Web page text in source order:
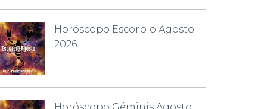
Horóscopo Escorpio Agosto
2026